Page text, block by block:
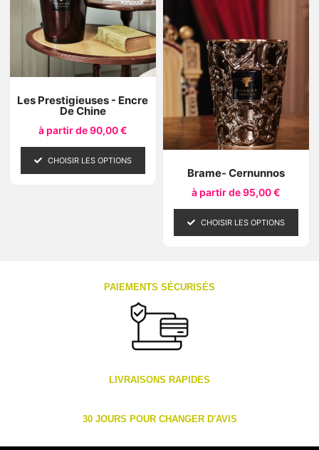
Les Prestigieuses - Encre
De Chine
à partir de90,00€
CHOISIR LES OPTIONS
Brame- Cernunnos
à partir de95,00€
CHOISIR LES OPTIONS
PAIEMENTS SÉCURISÉS
LIVRAISONS RAPIDES
30 JOURS POUR CHANGER D'AVIS